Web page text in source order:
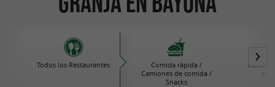
Todos los Restaurantes
Comida rápida /
Camiones de comida /
Snacks